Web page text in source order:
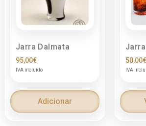
Jarra Dalmata
95,00€
IVA incluído
Adicionar
50,00€
IVA